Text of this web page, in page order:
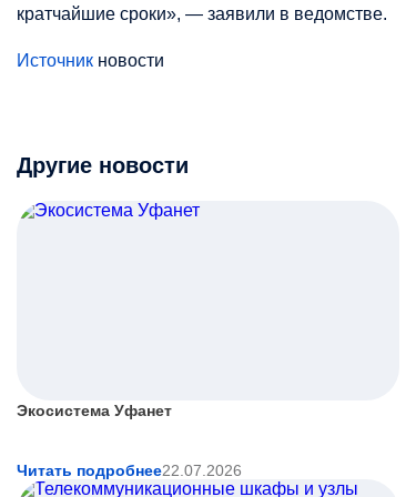
кратчайшие сроки», — заявили в ведомстве.
Источник новости
Другие новости
Экосистема Уфанет
Читать подробнее22.07.2026